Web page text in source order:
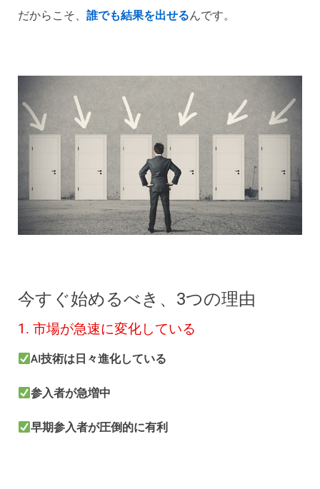
だからこそ、 誰でも結果を出せるんです。
今すぐ始めるべき、3つの理由
1. 市場が急速に変化している
AI技術は日々進化している
参入者が急増中
早期参入者が圧倒的に有利